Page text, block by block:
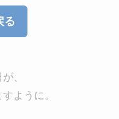
る
、
ように。